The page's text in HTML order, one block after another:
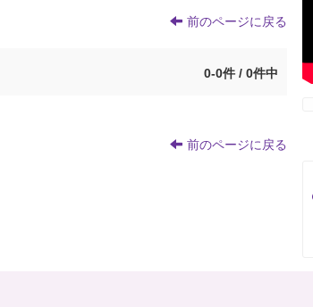
前のページに戻る
0-0件 / 0件中
前のページに戻る